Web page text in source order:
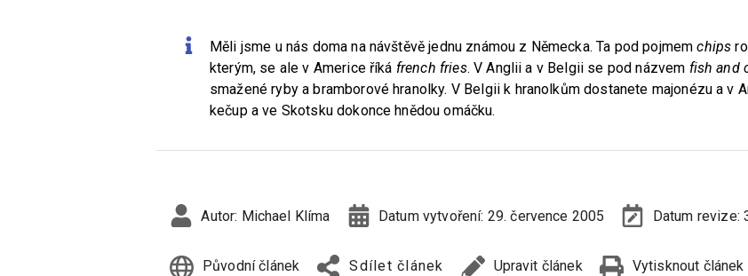
Měli jsme u nás doma na návštěvě jednu známou z Německa. Ta pod pojmemchips
kterým, se ale v Americe říká french fries. V Anglii a v Belgii se pod názvem fish and
smažené ryby a bramborové hranolky. V Belgii k hranolkům dostanete majonézu a v
kečup a ve Skotsku dokonce hnědou omáčku.
Autor: Michael Klíma Datum vytvoření: 29. července 2005 Datum revize:
Původní článek Sdílet článek Upravit článek Vytisknout článek